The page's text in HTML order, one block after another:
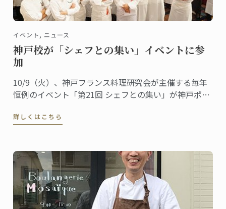
イベント, ニュース
神戸校が「シェフとの集い」イベントに参
加
10/9（火）、神戸フランス料理研究会が主催する毎年
恒例のイベント「第21回 シェフとの集い」が神戸ポー
～」がテーマ。ル･コルドン･ブルー神戸校もこのイベ
詳しくはこちら